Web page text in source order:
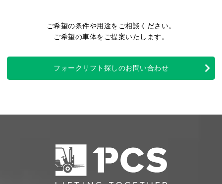
ご希望の条件や用途をご相談ください。
ご希望の車体をご提案いたします。
フォークリフト探しのお問い合わせ